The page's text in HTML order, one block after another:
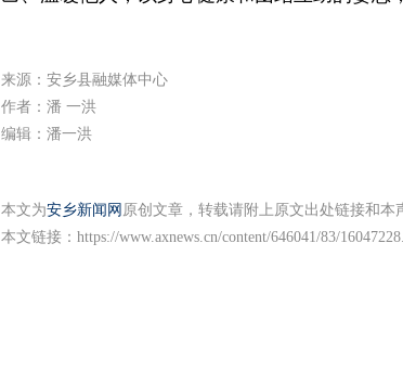
来源：安乡县融媒体中心
作者：潘 一洪
编辑：潘一洪
本文为安乡新闻网 原创文章，转载请附上原文出处链接和本
本文链接： https://www.axnews.cn/content/646041/83/